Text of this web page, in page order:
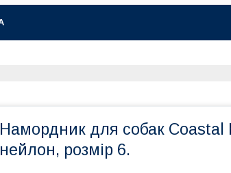
Намордник для собак Coastal
нейлон, розмір 6.